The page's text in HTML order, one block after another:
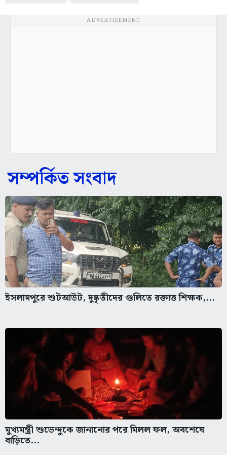
ADVERTISEMENT
সম্পর্কিত সংবাদ
ইসলামপুরে শুটআউট, দুষ্কৃতীদের গুলিতে রক্তাত্ত শিক্ষক,...
মুখ্যমন্ত্রী শুভেন্দুকে জানানোর পরে মিলল ফল, অবশেষে
বাড়িতে...